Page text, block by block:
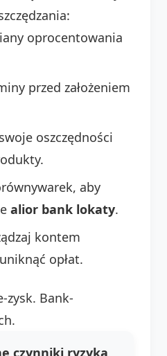
oprocentowania
przed założeniem
oszczędności
aby
alior bank lokaty.
kontem
opłat.
zysk. Bank-
czynniki ryzyka